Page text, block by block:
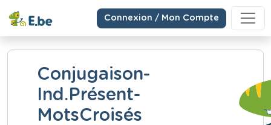
Connexion / Mon Compte
Conjugaison-
Ind.Présent-
MotsCroisés